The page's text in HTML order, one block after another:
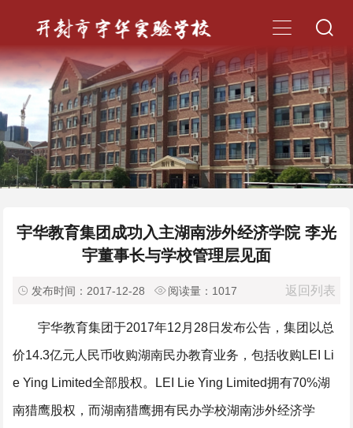
 
宇华教育集团成功入主湖南涉外经济学院 李光
宇董事长与学校管理层见面
 发布时间：2017-12-28  阅读量： 1017 返回列表
宇华教育集团于2017年12月28日发布公告，集团以总
价14.3亿元人民币收购湖南民办教育业务，包括收购LEI Li
e Ying Limited全部股权。LEI Lie Ying Limited拥有70%湖
南猎鹰股权，而湖南猎鹰拥有民办学校湖南涉外经济学